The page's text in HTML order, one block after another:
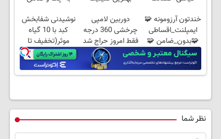
خندتون آرزومونه 🧩
ایمپلنت_اقساطی
🧩بدون_ضامن 🧩
روکش_رایگان
دوربین لامپی
چرخشی 360 درجه
فقط امروز حراج شد
🔥 پرداخت درب
منزل
نوشیدنی شفابخش
کبد با 10 گیاه
موثر(تخفیف تا
امشب)
نظر شما